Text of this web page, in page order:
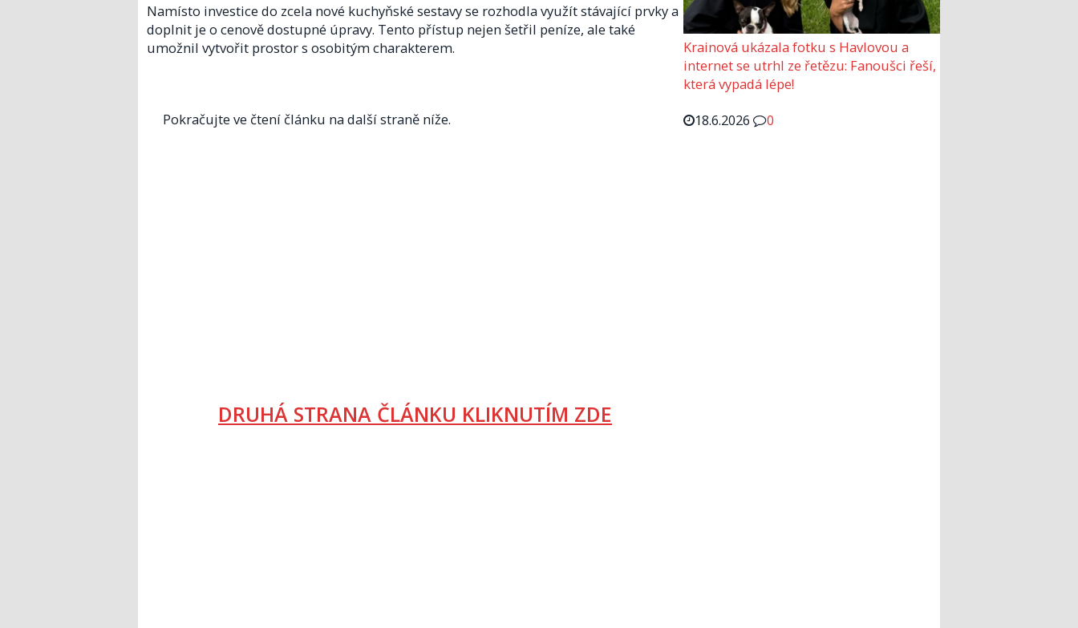
Namísto investice do zcela nové kuchyňské sestavy se rozhodla využít stávající prvky a
doplnit je o cenově dostupné úpravy. Tento přístup nejen šetřil peníze, ale také
umožnil vytvořit prostor s osobitým charakterem.
Pokračujte ve čtení článku na další straně níže.
DRUHÁ STRANA ČLÁNKU KLIKNUTÍM ZDE
Krainová ukázala fotku s Havlovou a
internet se utrhl ze řetězu: Fanoušci řeší,
která vypadá lépe!
18.6.2026
0